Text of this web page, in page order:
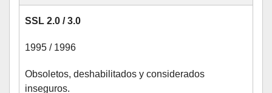
SSL 2.0 / 3.0
1995 / 1996
Obsoletos, deshabilitados y considerados
inseguros.